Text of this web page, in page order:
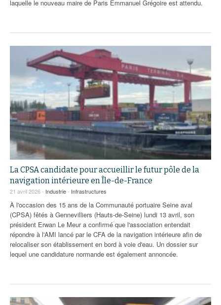
laquelle le nouveau maire de Paris Emmanuel Grégoire est attendu.
La CPSA candidate pour accueillir le futur pôle de la
navigation intérieure en Île-de-France
21 avril 2026 - Industrie- Infrastructures
À l'occasion des 15 ans de la Communauté portuaire Seine aval
(CPSA) fêtés à Gennevilliers (Hauts-de-Seine) lundi 13 avril, son
président Erwan Le Meur a confirmé que l'association entendait
répondre à l'AMI lancé par le CFA de la navigation intérieure afin de
relocaliser son établissement en bord à voie d'eau. Un dossier sur
lequel une candidature normande est également annoncée.